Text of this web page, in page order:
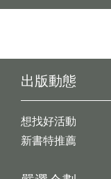
出版動態
想找好活動
新書特推薦